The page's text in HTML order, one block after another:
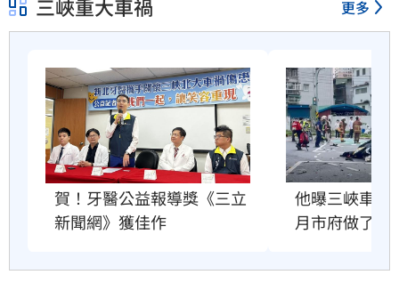
三峽重大車禍 更多
賀！牙醫公益報導獎《三立
新聞網》獲佳作
他曝三峽車禍
月市府做了什